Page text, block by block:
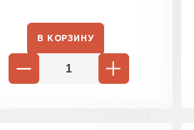
В КОРЗИНУ